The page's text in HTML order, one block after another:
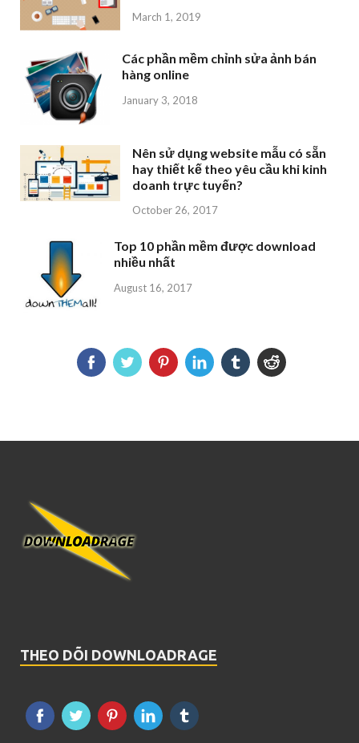
March 1, 2019
Các phần mềm chỉnh sửa ảnh bán
hàng online
January 3, 2018
Nên sử dụng website mẫu có sẵn
hay thiết kế theo yêu cầu khi kinh
doanh trực tuyến?
October 26, 2017
Top 10 phần mềm được download
nhiều nhất
August 16, 2017
THEO DÕI DOWNLOADRAGE